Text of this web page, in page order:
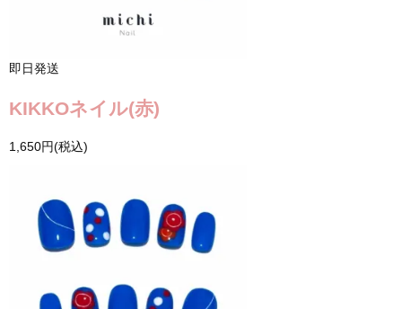
即日発送
KIKKOネイル(赤)
1,650円(税込)